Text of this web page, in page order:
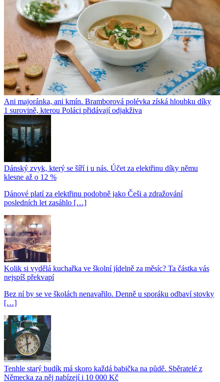
Ani majoránka, ani kmín. Bramborová polévka získá hloubku díky
1 surovině, kterou Poláci přidávají odjakživa
Dánský zvyk, který se šíří i u nás. Účet za elektřinu díky němu
klesne až o 12 %
Dánové platí za elektřinu podobně jako Češi a zdražování
posledních let zasáhlo […]
Kolik si vydělá kuchařka ve školní jídelně za měsíc? Ta částka vás
nejspíš překvapí
Bez ní by se ve školách nenavařilo. Denně u sporáku odbaví stovky
[…]
Tenhle starý budík má skoro každá babička na půdě. Sběratelé z
Německa za něj nabízejí i 10 000 Kč